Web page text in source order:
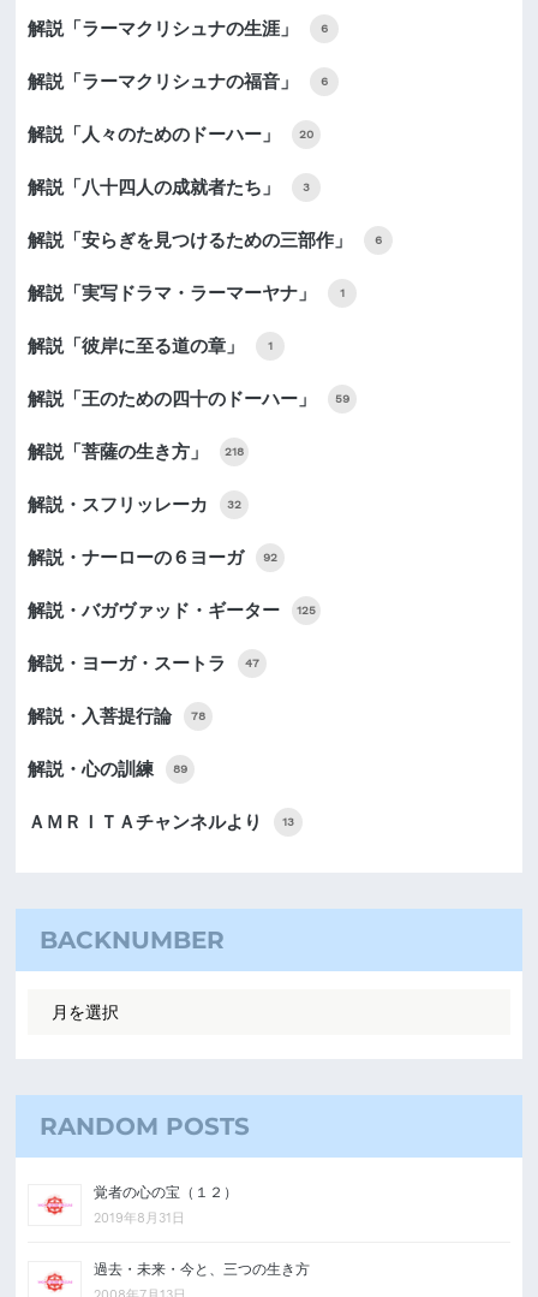
解説「ラーマクリシュナの生涯」 6
解説「ラーマクリシュナの福音」 6
解説「人々のためのドーハー」 20
解説「八十四人の成就者たち」 3
解説「安らぎを見つけるための三部作」 6
解説「実写ドラマ・ラーマーヤナ」 1
解説「彼岸に至る道の章」 1
解説「王のための四十のドーハー」 59
解説「菩薩の生き方」 218
解説・スフリッレーカ 32
解説・ナーローの６ヨーガ 92
解説・バガヴァッド・ギーター 125
解説・ヨーガ・スートラ 47
解説・入菩提行論 78
解説・心の訓練 89
ＡＭＲＩＴＡチャンネルより 13
BACKNUMBER
RANDOM POSTS
覚者の心の宝（１２）
2019年8月31日
過去・未来・今と、三つの生き方